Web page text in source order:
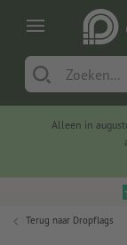
Alleen in
Terug naar Dropflags